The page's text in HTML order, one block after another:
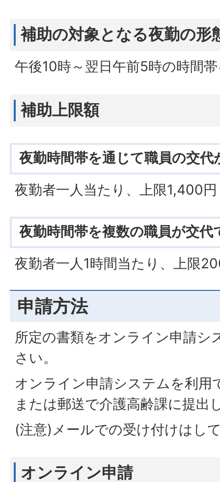
補助の対象となる夜勤の形
午後10時～翌日午前5時の時間
補助上限額
夜勤時間帯を通じて職員の交代
夜勤者一人当たり、上限1,400円
夜勤時間帯を複数の職員が交代
夜勤者一人1時間当たり、上限
申請方法
所定の書類をオンライン申請シ
さい。
オンライン申請システムを利用
または郵送で介護高齢課に提出
(注意)メールでの受け付けはし
オンライン申請